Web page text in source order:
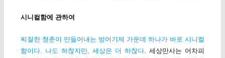
시니컬함에 관하여
찌질한 청춘이 만들어내는 방어기제 가운데 하나가 바로 시니컬
함이다. 나도 하찮지만, 세상은 더 하찮다. 세상만사는 어차피